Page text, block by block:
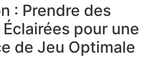
: Prendre des
pour une
de Jeu Optimale